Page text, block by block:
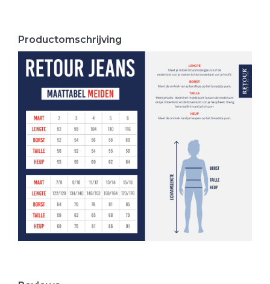
Productomschrijving